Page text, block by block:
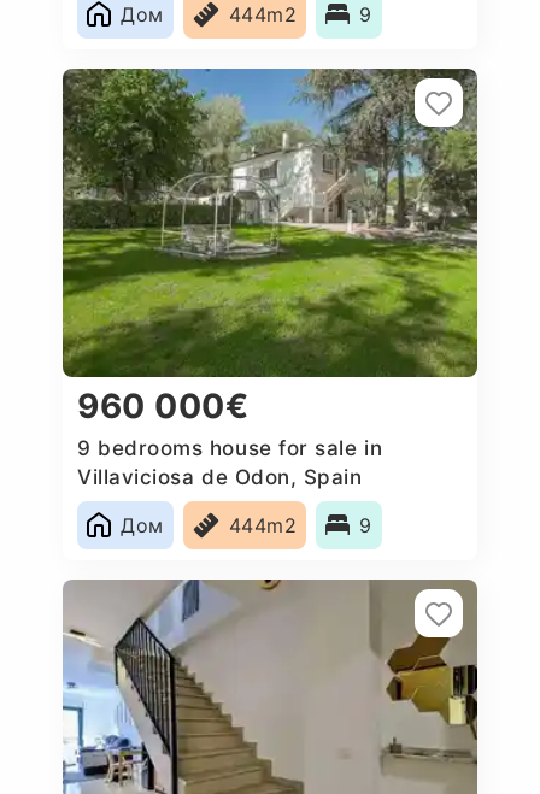
Дом
444m2 9
960 000€
9 bedrooms house for sale in
Villaviciosa de Odon, Spain
Дом
444m2 9